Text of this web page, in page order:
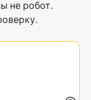
не робот.